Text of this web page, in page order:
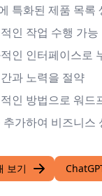
특화된 제품 목록
인 작업 수행 가능
인 인터페이스로
과 노력을 절약
인 방법으로 워드
가하여 비즈니스
보기